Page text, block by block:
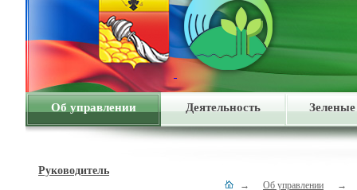
Об управлении Деятельность
Руководитель
→ Об управлении →